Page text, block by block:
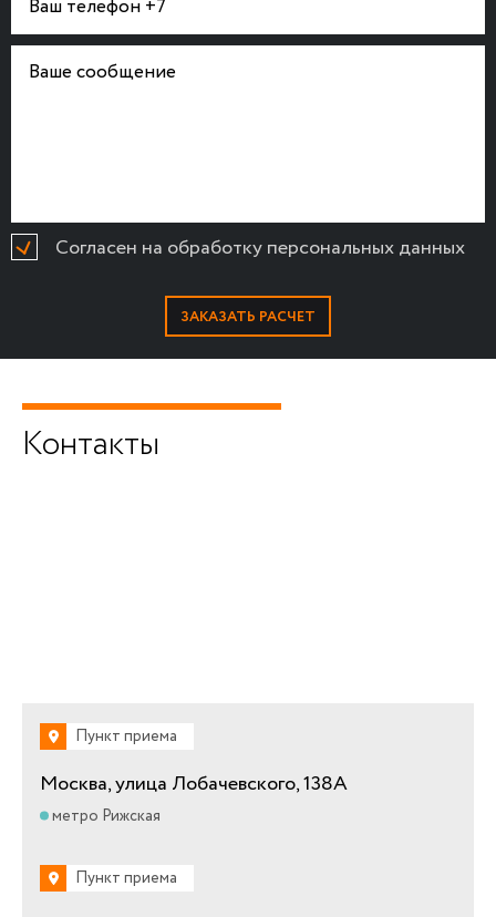
Согласен на обработку персональных данных
Контакты
Пункт приема
Москва, улица Лобачевского, 138А
метро Рижская
Пункт приема